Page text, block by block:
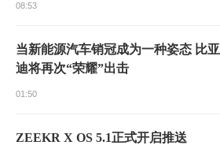
08:53
当新能源汽车销冠成为一种姿态 比亚
迪将再次“荣耀”出击
01:50
ZEEKR X OS 5.1正式开启推送